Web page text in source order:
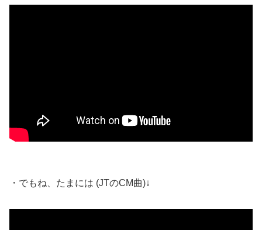
・でもね、たまには (JTのCM曲)↓